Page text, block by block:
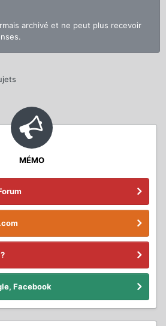
archivé et ne peut plus recevoir
MÉMO
Facebook